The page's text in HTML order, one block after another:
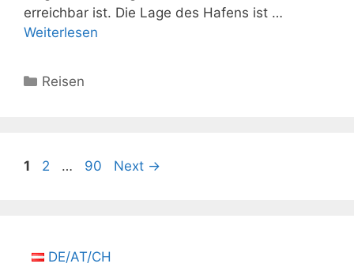
erreichbar ist. Die Lage des Hafens ist …
Weiterlesen
Kategorien
Reisen
Seite
1 Seite
2 … Seite
90 Next →
DE/AT/CH